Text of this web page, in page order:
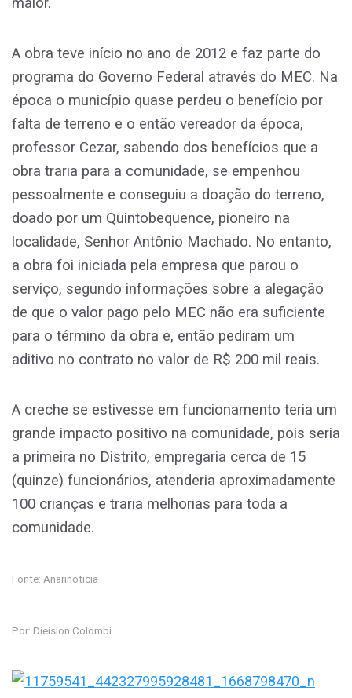
A obra teve início no ano de 2012 e faz parte do
programa do Governo Federal através do MEC. Na
época o município quase perdeu o benefício por
falta de terreno e o então vereador da época,
professor Cezar, sabendo dos benefícios que a
obra traria para a comunidade, se empenhou
pessoalmente e conseguiu a doação do terreno,
doado por um Quintobequence, pioneiro na
localidade, Senhor Antônio Machado. No entanto,
a obra foi iniciada pela empresa que parou o
serviço, segundo informações sobre a alegação
de que o valor pago pelo MEC não era suficiente
para o término da obra e, então pediram um
aditivo no contrato no valor de R$ 200 mil reais.
A creche se estivesse em funcionamento teria um
grande impacto positivo na comunidade, pois seria
a primeira no Distrito, empregaria cerca de 15
(quinze) funcionários, atenderia aproximadamente
100 crianças e traria melhorias para toda a
comunidade.
Fonte: Anarinoticia
Por: Dieislon Colombi